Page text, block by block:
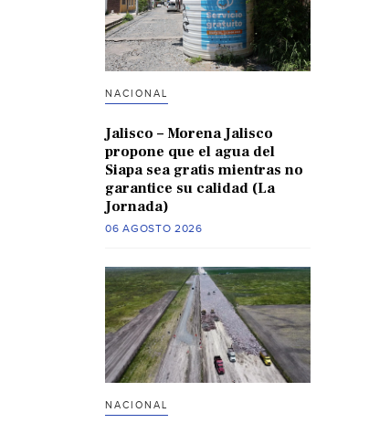
NACIONAL
Jalisco – Morena Jalisco
propone que el agua del
Siapa sea gratis mientras no
garantice su calidad (La
Jornada)
06 AGOSTO 2026
NACIONAL